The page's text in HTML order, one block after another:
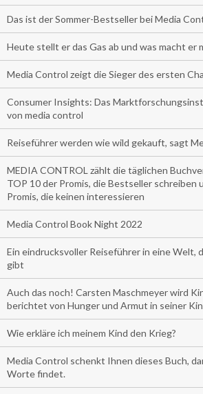
Das ist der Sommer-Bestseller bei Media
Heute stellt er das Gas ab und was macht er
Media Control zeigt die Sieger des ersten
Consumer Insights: Das
von media control
Reiseführer werden wie wild gekauft, sagt
MEDIA CONTROL zählt die täglichen
TOP 10 der Promis, die Bestseller schreiben
Promis, die keinen interessieren
Media Control Book Night 2022
Ein eindrucksvoller Reiseführer in eine Welt,
gibt
Auch das noch! Carsten Maschmeyer wird
berichtet von Hunger und Armut in seiner
Wie erkläre ich meinem Kind den Krieg?
Media Control schenkt Ihnen dieses Buch,
Worte findet.